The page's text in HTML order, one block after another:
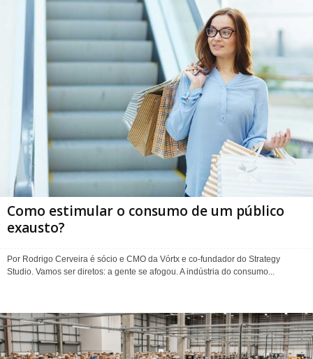
Como estimular o consumo de um público
exausto?
Por Rodrigo Cerveira é sócio e CMO da Vórtx e co-fundador do Strategy
Studio. Vamos ser diretos: a gente se afogou. A indústria do consumo...